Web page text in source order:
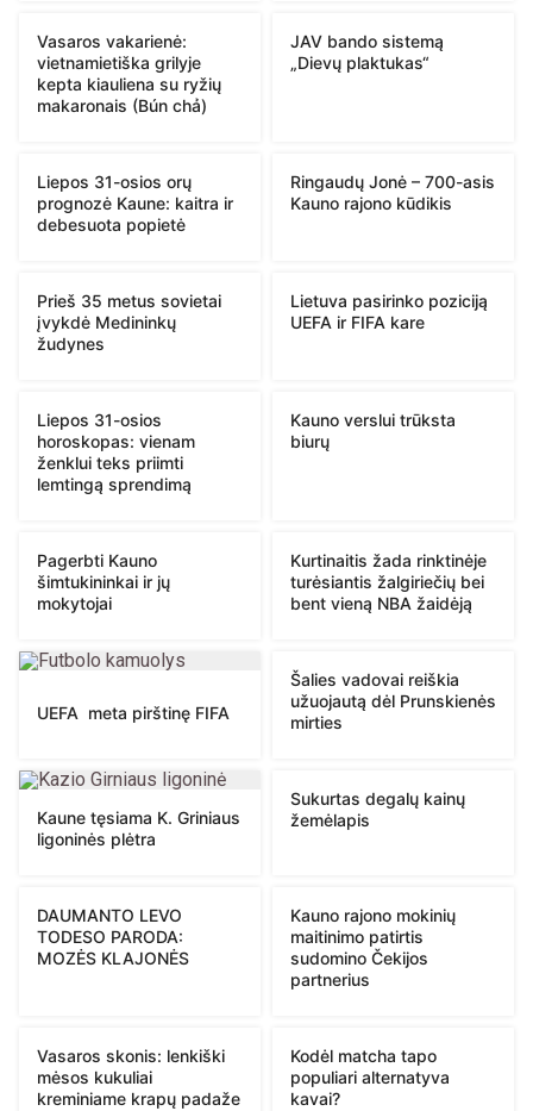
Vasaros vakarienė:
vietnamietiška grilyje
kepta kiauliena su ryžių
makaronais (Bún chả)
JAV bando sistemą
„Dievų plaktukas“
Liepos 31-osios orų
prognozė Kaune: kaitra ir
debesuota popietė
Ringaudų Jonė – 700-asis
Kauno rajono kūdikis
Prieš 35 metus sovietai
įvykdė Medininkų
žudynes
Lietuva pasirinko poziciją
UEFA ir FIFA kare
Liepos 31-osios
horoskopas: vienam
ženklui teks priimti
lemtingą sprendimą
Kauno verslui trūksta
biurų
Pagerbti Kauno
šimtukininkai ir jų
mokytojai
Kurtinaitis žada rinktinėje
turėsiantis žalgiriečių bei
bent vieną NBA žaidėją
UEFA meta pirštinę FIFA
Šalies vadovai reiškia
užuojautą dėl Prunskienės
mirties
Kaune tęsiama K. Griniaus
ligoninės plėtra
Sukurtas degalų kainų
žemėlapis
DAUMANTO LEVO
TODESO PARODA:
MOZĖS KLAJONĖS
Kauno rajono mokinių
maitinimo patirtis
sudomino Čekijos
partnerius
Vasaros skonis: lenkiški
mėsos kukuliai
kreminiame krapų padaže
Kodėl matcha tapo
populiari alternatyva
kavai?